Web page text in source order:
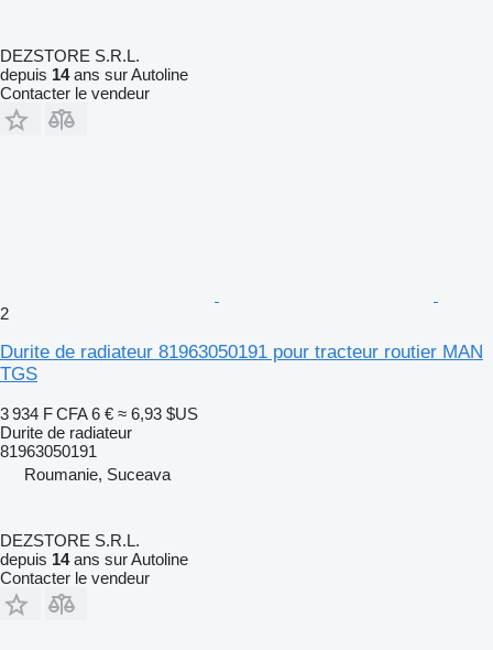
DEZSTORE S.R.L.
depuis 14ans sur Autoline
Contacter le vendeur
2
Durite de radiateur 81963050191 pour tracteur routier MAN
TGS
3 934 F CFA 6 € ≈ 6,93 $US
Durite de radiateur
81963050191
Roumanie, Suceava
DEZSTORE S.R.L.
depuis 14ans sur Autoline
Contacter le vendeur